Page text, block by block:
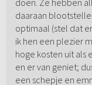
doen. Ze hebben
daaraan
optimaal (stel dat
ik hen een plezier
hoge kosten uit als
en er van geniet;
een schepje en